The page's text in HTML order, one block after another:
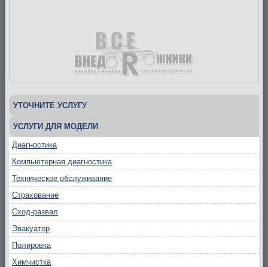
УТОЧНИТЕ УСЛУГУ
УСЛУГИ ДЛЯ МОДЕЛИ
Диагностика
Компьютерная диагностика
Техническое обслуживание
Страхование
Сход-развал
Эвакуатор
Полировка
Химчистка